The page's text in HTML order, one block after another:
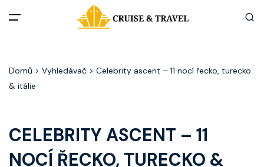
Akční nabídky
Zážitky z plaveb
Domů > Vyhledávač > Celebrity ascent – 11 nocí řecko, turecko
& itálie
CELEBRITY ASCENT – 11
NOCÍ ŘECKO, TURECKO &